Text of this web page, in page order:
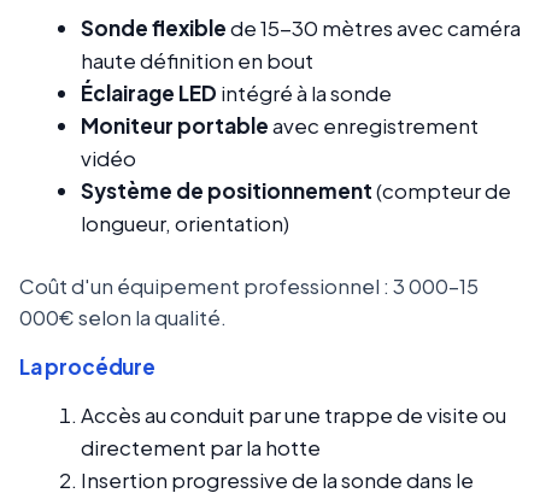
Sonde flexiblede 15-30 mètres avec caméra
haute définition en bout
Éclairage LED intégré à la sonde
Moniteur portableavec enregistrement
vidéo
Système de positionnement(compteur de
longueur, orientation)
Coût d'un équipement professionnel : 3 000-15
000€ selon la qualité.
La procédure
Accès au conduit par une trappe de visite ou
directement par la hotte
Insertion progressive de la sonde dans le